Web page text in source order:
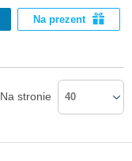
Na prezent
Na stronie 40